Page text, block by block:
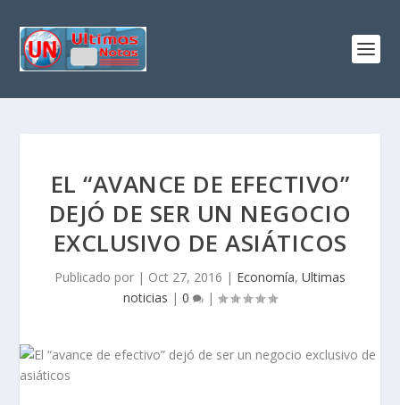
EL “AVANCE DE EFECTIVO”
DEJÓ DE SER UN NEGOCIO
EXCLUSIVO DE ASIÁTICOS
Publicado por | Oct 27, 2016 | Economía, Ultimas
noticias | 0 |